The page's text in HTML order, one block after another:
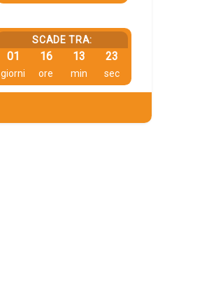
SCADE TRA:
01
giorni
16
ore
13
min
22
sec